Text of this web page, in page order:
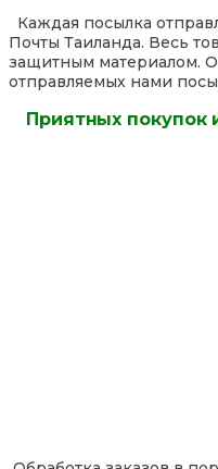
Каждая посылка
Почты Таиланда. Весь
защитным материалом.
отправляемых нами
Приятных покупок